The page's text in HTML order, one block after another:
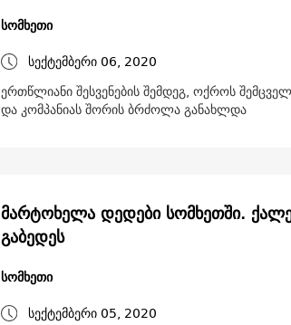
სომხეთი
სექტემბერი 06, 2020
ერთწლიანი შესვენების შემდეგ, ოქროს
და კომპანიას შორის ბრძოლა განახლდა
მარტოხელა დედები სომხეთში.
გაბედეს
სომხეთი
სექტემბერი 05, 2020